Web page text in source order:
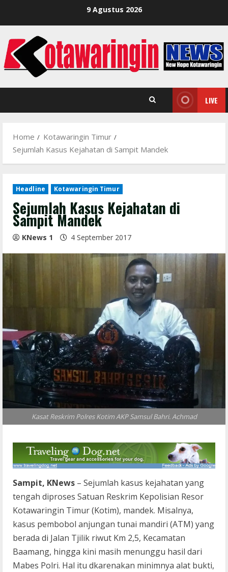
9 Agustus 2026
LIVE
Home
Kotawaringin Timur
Sejumlah Kasus Kejahatan di Sampit Mandek
Headline Kotawaringin Timur
Sejumlah Kasus Kejahatan di
Sampit Mandek
KNews 1 4 September 2017
Kasat Reskrim Polres Kotim AKP Samsul Bahri. Achmad
Sampit, KNews – Sejumlah kasus kejahatan yang
tengah diproses Satuan Reskrim Kepolisian Resor
Kotawaringin Timur (Kotim), mandek. Misalnya,
kasus pembobol anjungan tunai mandiri (ATM) yang
berada di Jalan Tjilik riwut Km 2,5, Kecamatan
Baamang, hingga kini masih menunggu hasil dari
Mabes Polri. Hal itu dkarenakan minimnya alat bukti,